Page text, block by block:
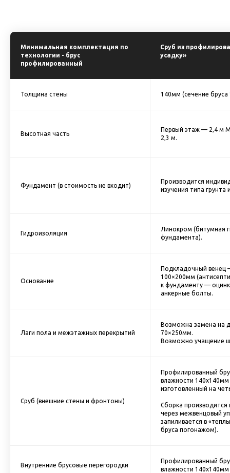
Минимальная комплектация по
технологии - брус
профилированный
Сруб из
усадку»
Толщина стены 140мм (сечение
Высотная часть
Первый этаж — 2,4 м
2,3 м.
Фундамент (в стоимость не входит)
Производится
изучения типа грунта
Гидроизоляция
Линокром (битумная
фундамента).
Основание
Подкладочный венец
100×200мм
к фундаменту —
анкерные болты.
Лаги пола и межэтажных перекрытий
Возможна замена на
70×250мм.
Возможно учащение
Сруб (внешние стены и фронтоны)
Профилированный
влажности
изготовленный на
Сборка производится
через межвенцовый
запиливается в
бруса погонажом).
Внутренние брусовые перегородки
Профилированный
влажности